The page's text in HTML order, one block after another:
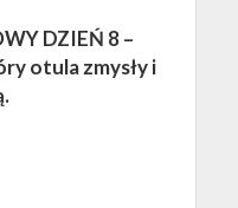
DZIEŃ 8 –
otula zmysły i